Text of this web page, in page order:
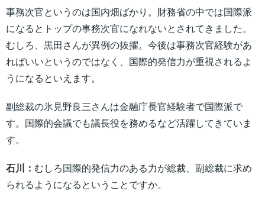
事務次官というのは国内畑ばかり。財務省の中では国際派
になるとトップの事務次官になれないとされてきました。
むしろ、黒田さんが異例の抜擢。今後は事務次官経験があ
ればいいというのではなく、国際的発信力が重視されるよ
うになるといえます。
副総裁の氷見野良三さんは金融庁長官経験者で国際派で
す。国際的会議でも議長役を務めるなど活躍してきていま
す。
石川： むしろ国際的発信力のある力が総裁、副総裁に求め
られるようになるということですか。